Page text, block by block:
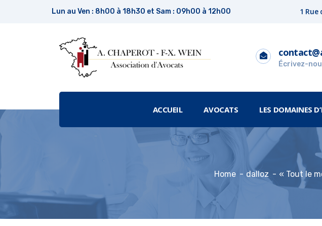
Lun au Ven : 8h00 à 18h30 et Sam : 09h00 à 12h00 1 Rue
Écrivez-
ACCUEIL AVOCATS LES DOMAINES
Home dalloz « Tout le